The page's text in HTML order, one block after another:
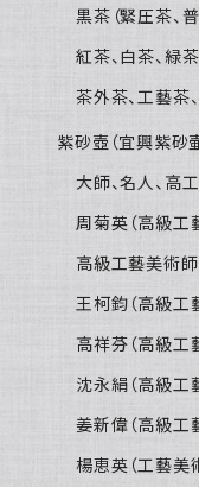
黒茶（緊圧茶、普
紅茶、白茶、緑茶
茶外茶、工藝茶
紫砂壺（宜興紫砂壷
大師、名人、高
周菊英（高級工
高級工藝美術
王柯鈞（高級工
高祥芬（高級工
沈永絹（高級工
姜新偉（高級工
楊恵英（工藝美